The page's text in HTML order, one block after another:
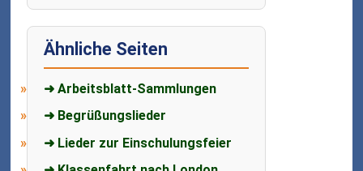
Ähnliche Seiten
➜ Arbeitsblatt-Sammlungen
➜ Begrüßungslieder
➜ Lieder zur Einschulungsfeier